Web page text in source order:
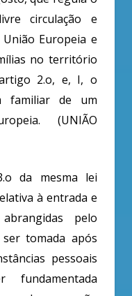
circulação e
Europeia e
no território
2.o, e, I, o
familiar de um
(UNIÃO
da mesma lei
à entrada e
pelo
tomada após
pessoais
fundamentada